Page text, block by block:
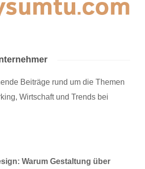
Beiträge rund um die Themen
Wirtschaft und Trends bei
Warum Gestaltung über